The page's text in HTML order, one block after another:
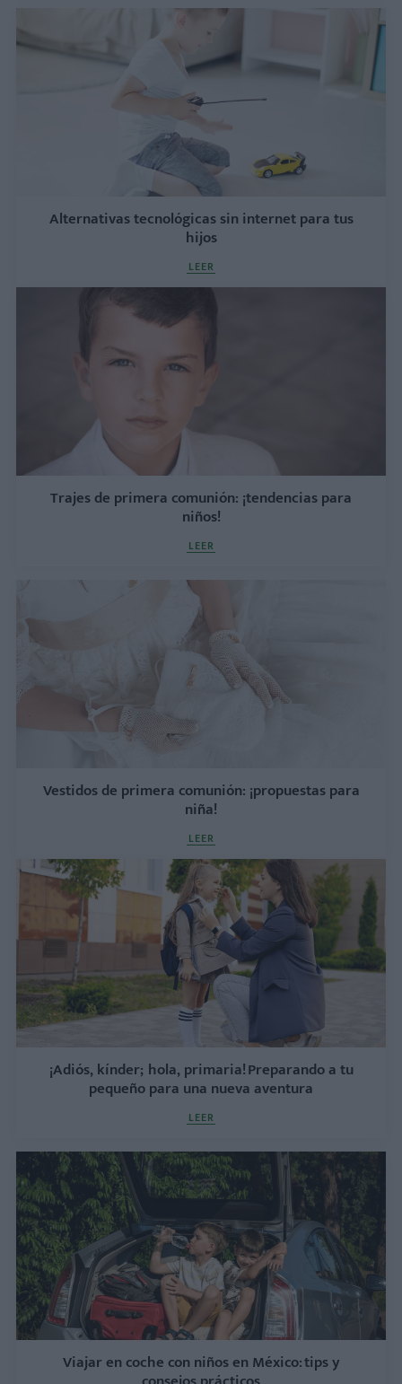
Alternativas tecnológicas sin internet para tus
hijos
LEER
Trajes de primera comunión: ¡tendencias para
niños!
LEER
Vestidos de primera comunión: ¡propuestas para
niña!
LEER
¡Adiós, kínder; hola, primaria! Preparando a tu
pequeño para una nueva aventura
LEER
Viajar en coche con niños en México: tips y